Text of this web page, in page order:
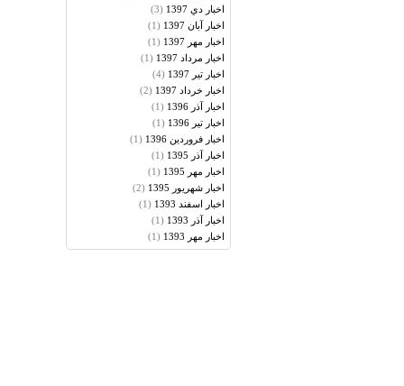
اخبار دي 1397
(3)
اخبار آبان 1397
(1)
اخبار مهر 1397
(1)
اخبار مرداد 1397
(1)
اخبار تير 1397
(4)
اخبار خرداد 1397
(2)
اخبار آذر 1396
(1)
اخبار تير 1396
(1)
اخبار فروردين 1396
(1)
اخبار آذر 1395
(1)
اخبار مهر 1395
(1)
اخبار شهريور 1395
(2)
اخبار اسفند 1393
(1)
اخبار آذر 1393
(1)
اخبار مهر 1393
(1)